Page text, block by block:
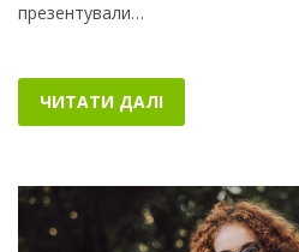
презентували…
ЧИТАТИ ДАЛІ